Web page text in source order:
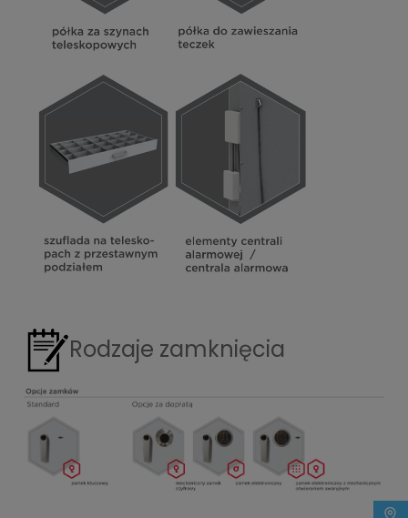
Rodzaje zamknięcia